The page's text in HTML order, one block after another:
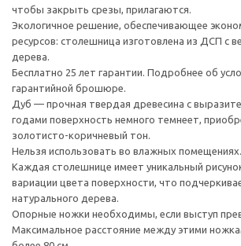
чтобы закрыть срезы, прилагаются.
Экологичное решение, обеспечивающее
ресурсов: столешница изготовлена из ДСП с
дерева.
Бесплатно 25 лет гарантии. Подробнее об
гарантийной брошюре.
Дуб — прочная твердая древесина с
годами поверхность немного темнеет,
золотисто-коричневый тон.
Нельзя использовать во влажных помещениях.
Каждая столешнице имеет уникальный
вариации цвета поверхности, что
натурального дерева.
Опорные ножки необходимы, если выступ
Максимальное расстояние между этими